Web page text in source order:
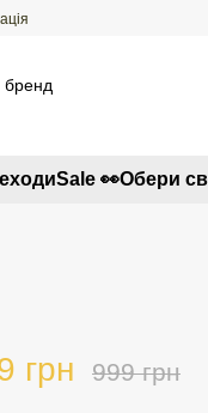
Sale 👀Обери
грн 999 грн